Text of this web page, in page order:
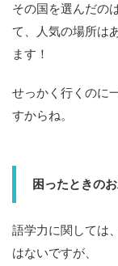
その国を選んだの
て、人気の場所は
ます！
せっかく行くのに
すからね。
困ったときの
語学力に関しては
はないですが、